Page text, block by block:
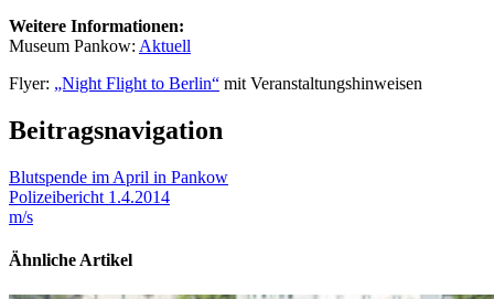
Weitere Informationen:
Museum Pankow: Aktuell
Flyer: „Night Flight to Berlin“ mit Veranstaltungshinweisen
Beitragsnavigation
Blutspende im April in Pankow
Polizeibericht 1.4.2014
m/s
Ähnliche Artikel